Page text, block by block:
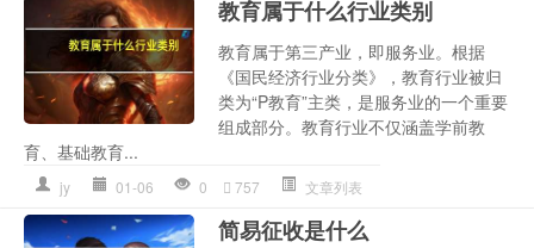
教育属于什么行业类别
教育属于第三产业，即服务业。根据
《国民经济行业分类》，教育行业被归
类为“P教育”主类，是服务业的一个重要
组成部分。教育行业不仅涵盖学前教
育、基础教育...
jy 01-06 0 757 文章列表
简易征收是什么